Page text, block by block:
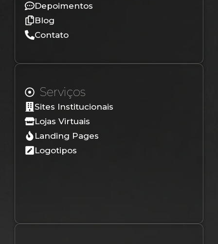
Depoimentos
Blog
Contato
Serviços
Sites Institucionais
Lojas Virtuais
Landing Pages
Logotipos